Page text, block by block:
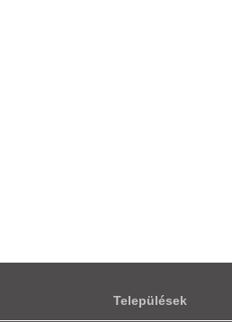
Települések